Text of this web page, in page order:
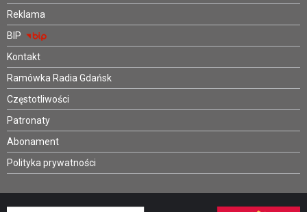
Reklama
BIP
Kontakt
Ramówka Radia Gdańsk
Częstotliwości
Patronaty
Abonament
Polityka prywatności